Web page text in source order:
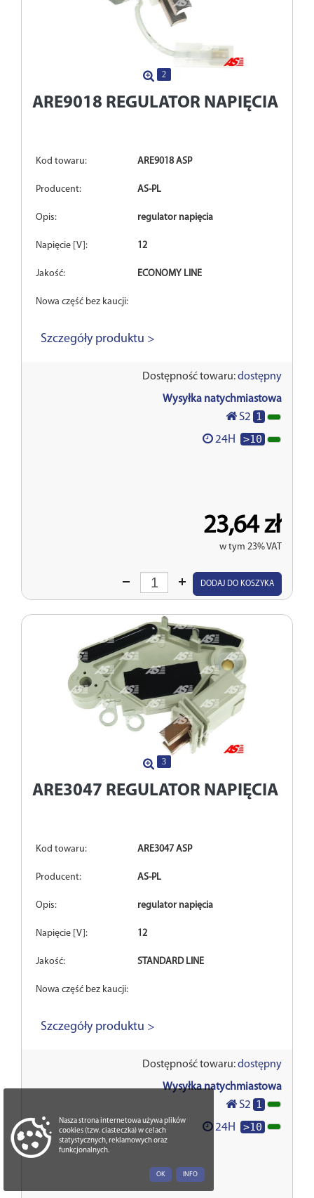
2
ARE9018 REGULATOR NAPIĘCIA
Kod towaru: ARE9018 ASP
Producent: AS-PL
Opis: regulator napięcia
Napięcie [V]: 12
Jakość: ECONOMY LINE
Nowa część bez kaucji:
Szczegóły produktu >
Dostępność towaru:dostępny
Wysyłka natychmiastowa
S2 1
24H >10
23,64 zł
w tym 23% VAT
Wprowadź
DODAJ DO KOSZYKA
3
ARE3047 REGULATOR NAPIĘCIA
Kod towaru: ARE3047 ASP
Producent: AS-PL
Opis: regulator napięcia
Napięcie [V]: 12
Jakość: STANDARD LINE
Nowa część bez kaucji:
Szczegóły produktu >
Dostępność towaru:dostępny
Wysyłka natychmiastowa
S2 1
24H >10
Nasza strona internetowa używa plików
cookies (tzw. ciasteczka) w celach
statystycznych, reklamowych oraz
funkcjonalnych.
INFO
OK